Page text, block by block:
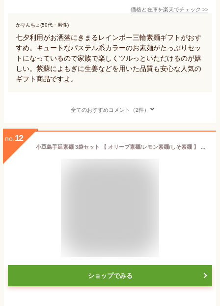
価格と在庫を楽天でチェック >>
かりんちょ(50代・男性)
七夕利用がお洒落にきまるレインボー三輪素麺ギフトがおす
すめ。キュートなパステル系カラーのお素麺がたっぷりセッ
トになっているので家族で楽しくツルっといただけるのが嬉
しい。紫蘇によもぎに生姜などを用いた品質も安心な人気の
ギフト商品ですよ。
全てのおすすめコメント（2件）
no. 12
小豆島手延素麺 3袋セット 【 オリーブ素麺/レモン素麺/しそ素麺 】 3色素麺 750g（ 50g×15束 ）7人前
ショップでみる